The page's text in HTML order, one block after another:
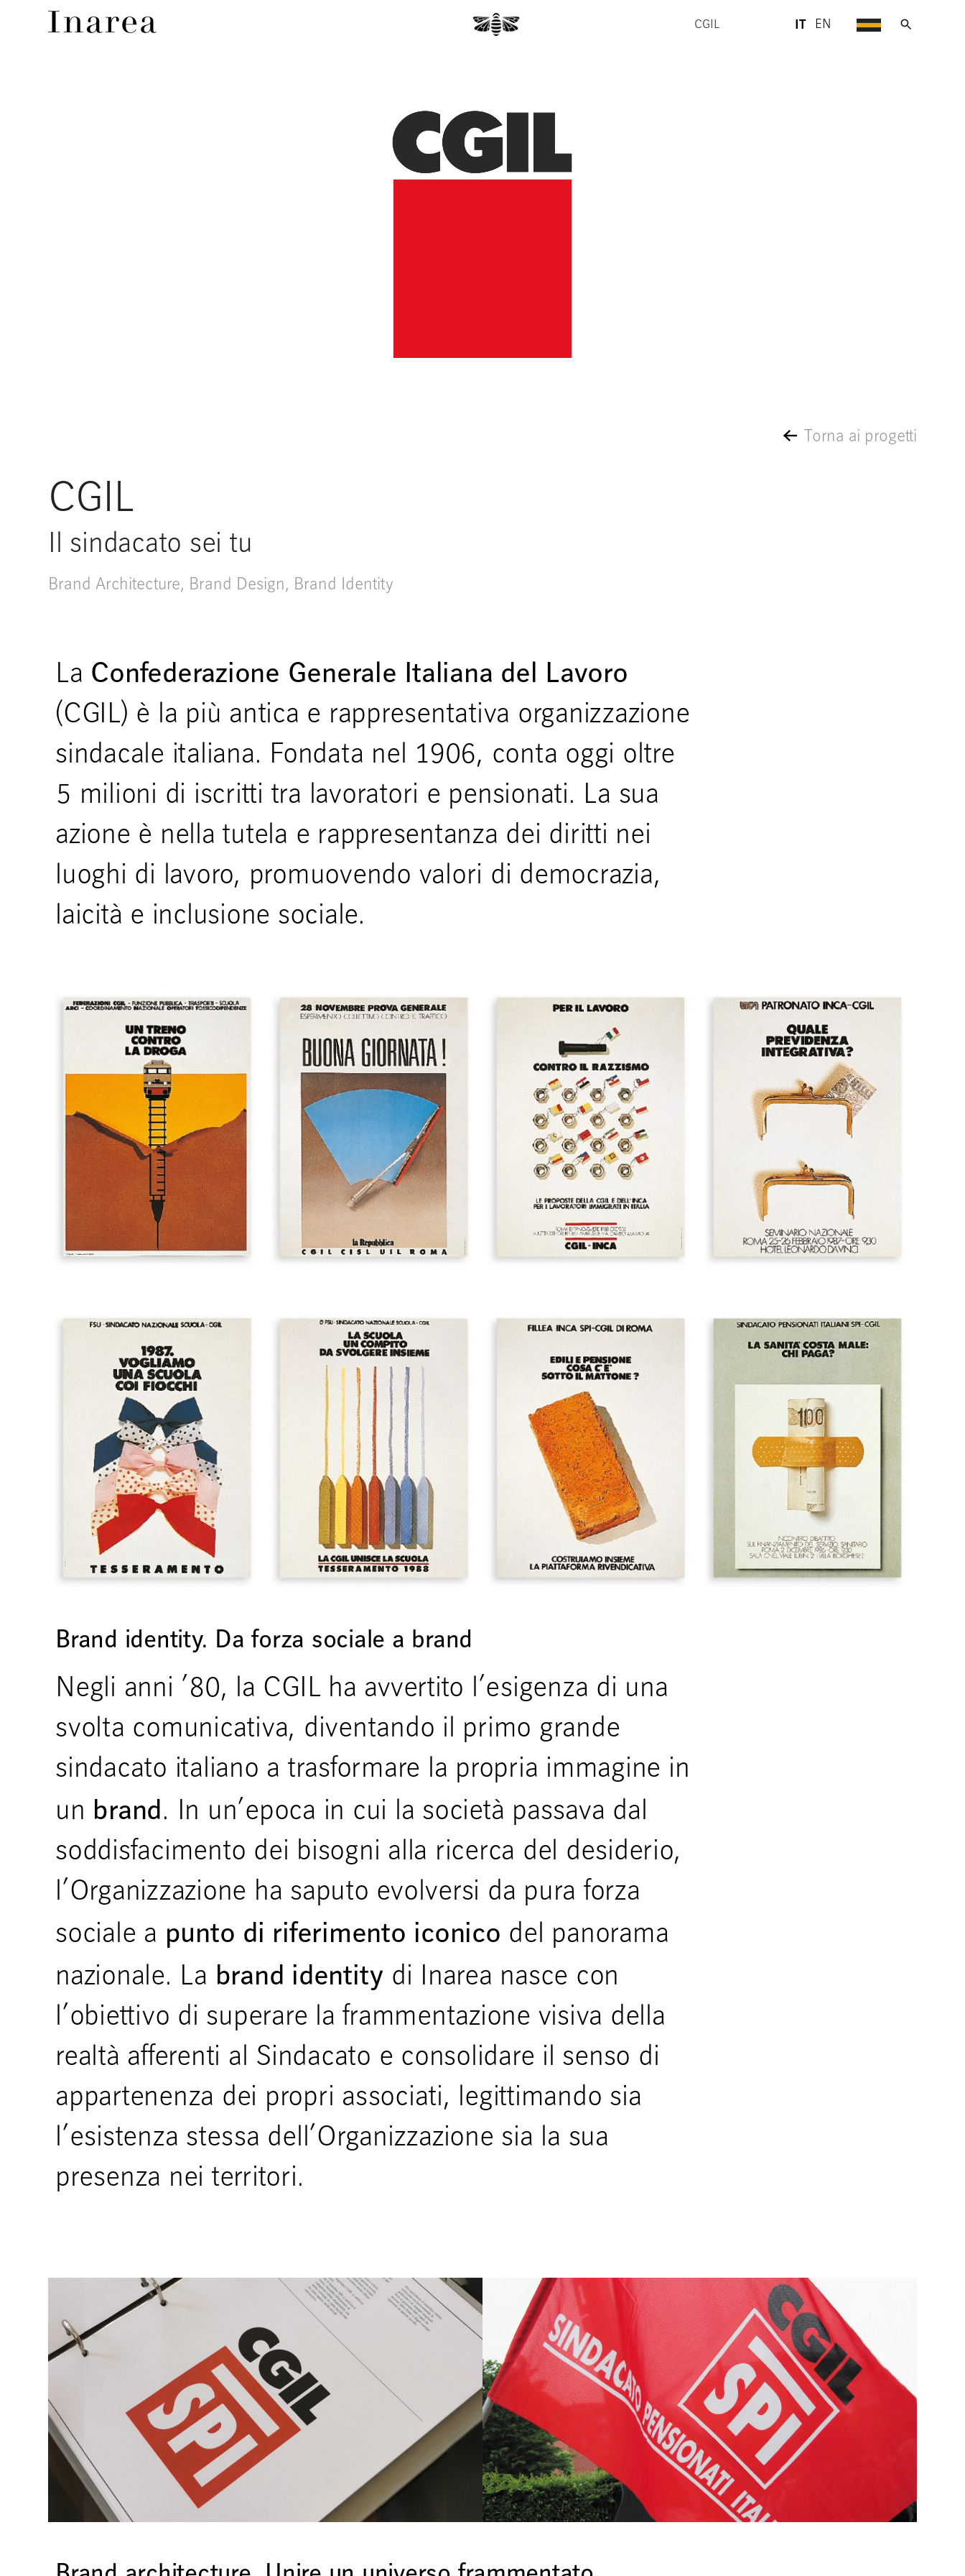
CGIL IT EN
Torna ai progetti
CGIL
Il sindacato sei tu
Brand Architecture, Brand Design, Brand Identity
La Confederazione Generale Italiana del Lavoro
(CGIL) è la più antica e rappresentativa organizzazione
sindacale italiana. Fondata nel 1906, conta oggi oltre
5 milioni di iscritti tra lavoratori e pensionati. La sua
azione è nella tutela e rappresentanza dei diritti nei
luoghi di lavoro, promuovendo valori di democrazia,
laicità e inclusione sociale.
Brand identity. Da forza sociale a brand
Negli anni ’80, la CGIL ha avvertito l’esigenza di una
svolta comunicativa, diventando il primo grande
sindacato italiano a trasformare la propria immagine in
un brand. In un’epoca in cui la società passava dal
soddisfacimento dei bisogni alla ricerca del desiderio,
l’Organizzazione ha saputo evolversi da pura forza
sociale a punto di riferimento iconico del panorama
nazionale. La brand identity di Inarea nasce con
l’obiettivo di superare la frammentazione visiva della
realtà afferenti al Sindacato e consolidare il senso di
appartenenza dei propri associati, legittimando sia
l’esistenza stessa dell’Organizzazione sia la sua
presenza nei territori.